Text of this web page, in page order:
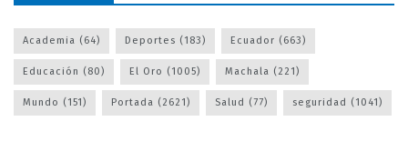
Academia (64) Deportes (183) Ecuador (663)
Educación (80) El Oro (1005) Machala (221)
Mundo (151) Portada (2621) Salud (77) seguridad (1041)